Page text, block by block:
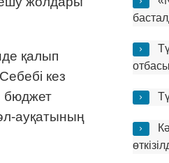
қалып
кез
бюджет
ауқатының